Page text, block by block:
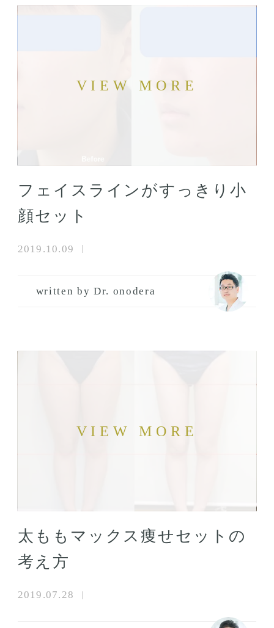
フェイスラインがすっきり小
顔セット
2019.10.09
written by Dr. onodera
太ももマックス痩せセットの
考え方
2019.07.28